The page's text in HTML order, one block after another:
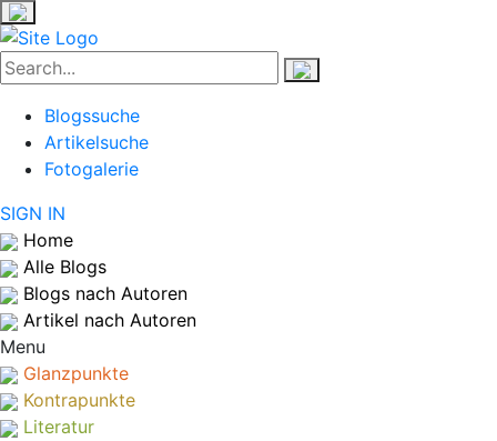
Blogssuche
Artikelsuche
Fotogalerie
SIGN IN
Home
Alle Blogs
Blogs nach Autoren
Artikel nach Autoren
Menu
Glanzpunkte
Kontrapunkte
Literatur